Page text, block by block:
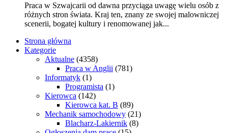
Praca w Szwajcarii od dawna przyciąga uwagę wielu osób z
różnych stron świata. Kraj ten, znany ze swojej malowniczej
scenerii, bogatej kultury i renomowanej jak...
Strona główna
Kategorie
Aktualne (4358)
Praca w Anglii (781)
Informatyk (1)
Programista (1)
Kierowca (142)
Kierowca kat. B (89)
Mechanik samochodowy (21)
Blacharz-Lakiernik (8)